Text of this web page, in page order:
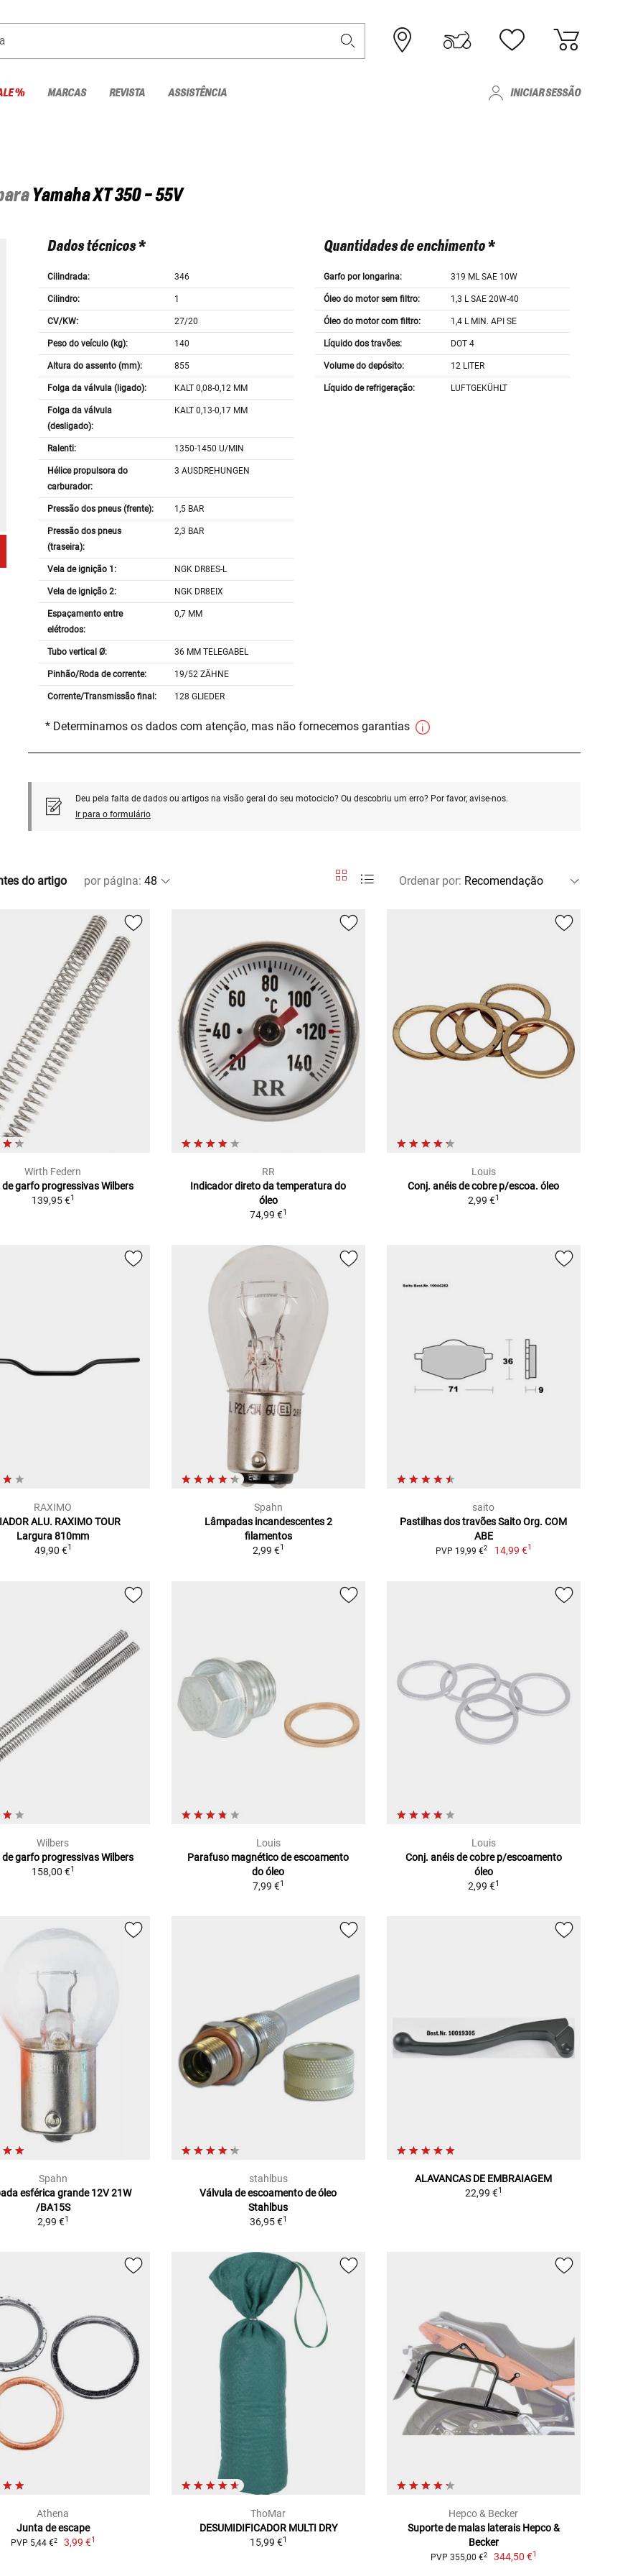
% MARCAS REVISTA ASSISTÊNCIA INICIAR SESSÃO
YamahaXT 350 - 55V
Dados técnicos *
Cilindrada: 346
Cilindro: 1
CV/KW: 27/20
Peso do veículo (kg): 140
Altura do assento (mm): 855
Folga da válvula (ligado): KALT 0,08-0,12 MM
Folga da válvula
(desligado):
KALT 0,13-0,17 MM
Ralenti: 1350-1450 U/MIN
Hélice propulsora do
carburador:
3 AUSDREHUNGEN
Pressão dos pneus (frente): 1,5 BAR
Pressão dos pneus
(traseira):
2,3 BAR
Vela de ignição 1: NGK DR8ES-L
Vela de ignição 2: NGK DR8EIX
Espaçamento entre
elétrodos:
0,7 MM
Tubo vertical Ø: 36 MM TELEGABEL
Pinhão/Roda de corrente: 19/52 ZÄHNE
Corrente/Transmissão final: 128 GLIEDER
Quantidades de enchimento *
Garfo por longarina: 319 ML SAE 10W
Óleo do motor sem filtro: 1,3 L SAE 20W-40
Óleo do motor com filtro: 1,4 L MIN. API SE
Líquido dos travões: DOT 4
Volume do depósito: 12 LITER
Líquido de refrigeração: LUFTGEKÜHLT
* Determinamos os dados com atenção, mas não fornecemos garantias
Deu pela falta de dados ou artigos na visão geral do seu motociclo? Ou descobriu um erro? Por favor, avise-nos.
Ir para o formulário
do artigo por página: Ordenar por:
Wirth Federn
garfo progressivas Wilbers
139,95 €1
RR
Indicador direto da temperatura do
óleo
74,99 €1
Louis
Conj. anéis de cobre p/escoa. óleo
2,99 €1
RAXIMO
ALU. RAXIMO TOUR
Largura 810mm
49,90 €1
Spahn
Lâmpadas incandescentes 2
filamentos
2,99 €1
saito
Pastilhas dos travões Saito Org. COM
ABE
PVP 19,99 €2 14,99 €1
Wilbers
garfo progressivas Wilbers
158,00 €1
Louis
Parafuso magnético de escoamento
do óleo
7,99 €1
Louis
Conj. anéis de cobre p/escoamento
óleo
2,99 €1
Spahn
esférica grande 12V 21W
/BA15S
2,99 €1
stahlbus
Válvula de escoamento de óleo
Stahlbus
36,95 €1
ALAVANCAS DE EMBRAIAGEM
22,99 €1
Athena
Junta de escape
PVP 5,44 €2 3,99 €1
ThoMar
DESUMIDIFICADOR MULTI DRY
15,99 €1
Hepco & Becker
Suporte de malas laterais Hepco &
Becker
PVP 355,00 €2 344,50 €1